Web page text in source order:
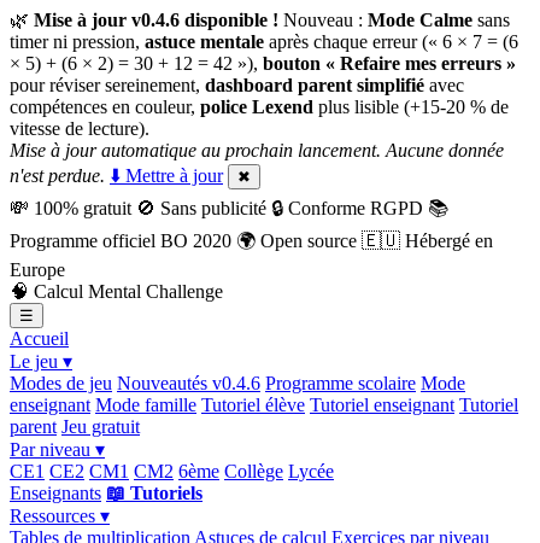
🌿 Mise à jour v0.4.6 disponible ! Nouveau : Mode Calme sans
timer ni pression, astuce mentale après chaque erreur (« 6 × 7 = (6
× 5) + (6 × 2) = 30 + 12 = 42 »), bouton « Refaire mes erreurs »
pour réviser sereinement, dashboard parent simplifié avec
compétences en couleur, police Lexend plus lisible (+15-20 % de
vitesse de lecture).
Mise à jour automatique au prochain lancement. Aucune donnée
n'est perdue. ⬇️ Mettre à jour ✖
💸 100% gratuit 🚫 Sans publicité 🔒 Conforme RGPD 📚
Programme officiel BO 2020 🌍 Open source 🇪🇺 Hébergé en
Europe
🧠 Calcul Mental Challenge
☰
Accueil
Le jeu ▾
Modes de jeu Nouveautés v0.4.6 Programme scolaire Mode
enseignant Mode famille Tutoriel élève Tutoriel enseignant Tutoriel
parent Jeu gratuit
Par niveau ▾
CE1 CE2 CM1 CM2 6ème Collège Lycée
Enseignants 📖 Tutoriels
Ressources ▾
Tables de multiplication Astuces de calcul Exercices par niveau